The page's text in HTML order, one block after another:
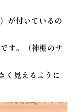
が付いているの
す。（神棚のサ
く見えるように